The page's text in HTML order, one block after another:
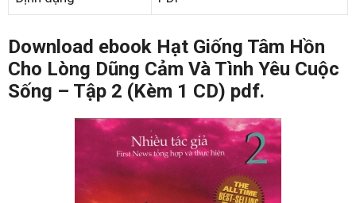
Download ebook Hạt Giống Tâm Hồn
Cho Lòng Dũng Cảm Và Tình Yêu Cuộc
Sống – Tập 2 (Kèm 1 CD) pdf.